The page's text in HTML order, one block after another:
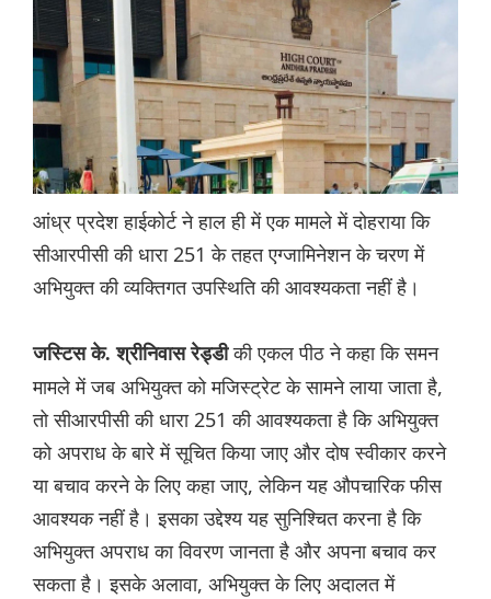
आंध्र प्रदेश हाईकोर्ट ने हाल ही में एक मामले में दोहराया कि
सीआरपीसी की धारा 251 के तहत एग्जामिनेशन के चरण में
अभियुक्त की व्यक्तिगत उपस्थिति की आवश्यकता नहीं है।
जस्टिस के. श्रीनिवास रेड्डीकी एकल पीठ ने कहा कि समन
मामले में जब अभियुक्त को मजिस्ट्रेट के सामने लाया जाता है,
तो सीआरपीसी की धारा 251 की आवश्यकता है कि अभियुक्त
को अपराध के बारे में सूचित किया जाए और दोष स्वीकार करने
या बचाव करने के लिए कहा जाए, लेकिन यह औपचारिक फीस
आवश्यक नहीं है। इसका उद्देश्य यह सुनिश्चित करना है कि
अभियुक्त अपराध का विवरण जानता है और अपना बचाव कर
सकता है। इसके अलावा, अभियुक्त के लिए अदालत में